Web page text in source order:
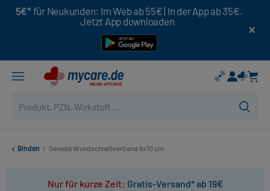
5€* für Neukunden: Im Web ab 55€ | In der App ab 35€.
Jetzt App downloaden
Binden / Senada Wundschnellverband 6x10 cm
Nur für kurze Zeit: Gratis-Versand* ab 19€